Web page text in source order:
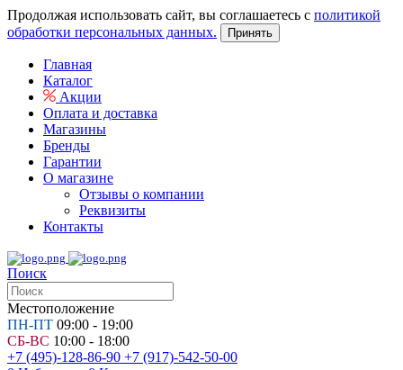
Продолжая использовать сайт, вы соглашаетесь с политикой
обработки персональных данных.
Принять
Главная
Каталог
Акции
Оплата и доставка
Магазины
Бренды
Гарантии
О магазине
Отзывы о компании
Реквизиты
Контакты
Поиск
Местоположение
ПН-ПТ 09:00 - 19:00
СБ-ВС 10:00 - 18:00
+7 (495)-128-86-90 +7 (917)-542-50-00